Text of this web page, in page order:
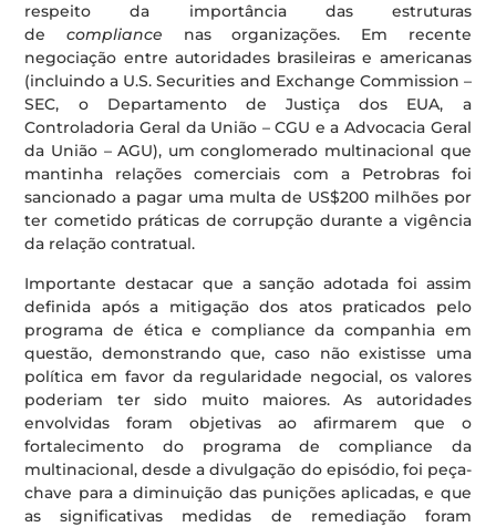
respeito da importância das estruturas
decompliance nas organizações. Em recente
negociação entre autoridades brasileiras e americanas
(incluindo a U.S. Securities and Exchange Commission –
SEC, o Departamento de Justiça dos EUA, a
Controladoria Geral da União – CGU e a Advocacia Geral
da União – AGU), um conglomerado multinacional que
mantinha relações comerciais com a Petrobras foi
sancionado a pagar uma multa de US$200 milhões por
ter cometido práticas de corrupção durante a vigência
da relação contratual.
Importante destacar que a sanção adotada foi assim
definida após a mitigação dos atos praticados pelo
programa de ética e compliance da companhia em
questão, demonstrando que, caso não existisse uma
política em favor da regularidade negocial, os valores
poderiam ter sido muito maiores. As autoridades
envolvidas foram objetivas ao afirmarem que o
fortalecimento do programa de compliance da
multinacional, desde a divulgação do episódio, foi peça-
chave para a diminuição das punições aplicadas, e que
as significativas medidas de remediação foram